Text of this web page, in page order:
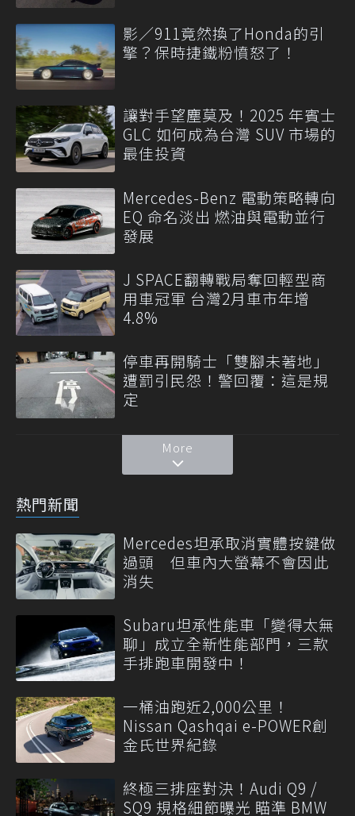
影／911竟然換了Honda的引
擎？保時捷鐵粉憤怒了！
讓對手望塵莫及！2025 年賓士
GLC 如何成為台灣 SUV 市場的
最佳投資
Mercedes-Benz 電動策略轉向
EQ 命名淡出 燃油與電動並行
發展
J SPACE翻轉戰局奪回輕型商
用車冠軍 台灣2月車市年增
4.8%
停車再開騎士「雙腳未著地」
遭罰引民怨！警回覆：這是規
定
More
熱門新聞
Mercedes坦承取消實體按鍵做
過頭 但車內大螢幕不會因此
消失
Subaru坦承性能車「變得太無
聊」成立全新性能部門，三款
手排跑車開發中！
一桶油跑近2,000公里！
Nissan Qashqai e-POWER創
金氏世界紀錄
終極三排座對決！Audi Q9 /
SQ9 規格細節曝光 瞄準 BMW